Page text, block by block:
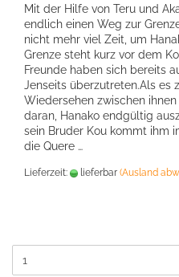
Mit der Hilfe von Teru und
endlich einen Weg zur
nicht mehr viel Zeit, um
Grenze steht kurz vor dem
Freunde haben sich bereits
Jenseits überzutreten.Als es
Wiedersehen zwischen
daran, Hanako endgültig
sein Bruder Kou kommt ihm
die Quere …
Lieferzeit: lieferbar (Ausland